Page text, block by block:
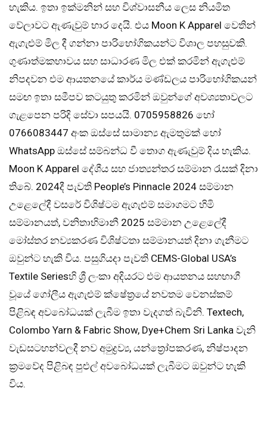
හැකිය. ඉතා ඉක්මනින් සහ විශ්වාසනීය ලෙස නියමිත
වේලාවට ඇණැවුම් භාර දෙයි. එය Moon K Apparel වෙතින්
ඇගැළුම් මිල දී ගන්නා පාරිභෝගිකයන්ට විශාල පහසුවකි.
ගුණාත්මකභාවය සහ සාධාරණ මිල එක් කරමින් ඇගැළුම්
නිපදවන එම ආයතනයේ කාර්ය මණ්ඩලය පාරිභෝගිකයන්
සමඟ ඉතා සමීපව කටයුතු කරමින් ඔවුන්ගේ අවශ්‍යතාවලට
ගැළපෙන පරිදි සේවා සපයයි. 0705958826 හෝ
0766083447 අංක ඔස්සේ සාමාන්‍ය ඇමතුමක් හෝ
WhatsApp ඔස්සේ සම්බන්ධ වී තොග ඇණැවුම් දිය හැකිය.
Moon K Apparel දේශීය සහ ජාත්‍යන්තර සම්මාන රැසක් දිනා
තිබේ. 2024දී පැවති People’s Pinnacle 2024 සම්මාන
උළෙලේදී වසරේ විශිෂ්ටම ඇගැළුම් සමාගමට හිමි
සම්මානයත්, වනිතාභිමානී 2025 සම්මාන උළෙලේදී
මෝස්‌තර නව්‍යකරණ විශිෂ්ටතා සම්මානයත් දිනා ගැනීමට
ඔවුන්ට හැකි විය. පසුගියදා පැවති CEMS-Global USA’s
Textile Seriesහි ශ්‍රී ලංකා අදියරට එම ආයතනය සහභාගී
වූයේ ගෝලීය ඇගැළුම් ක්ෂේත්‍රයේ නවතම වෙනස්කම්
පිළිබඳ අවබෝධයක් ලැබීම ඉතා වැදගත් බැවිනි. Textech,
Colombo Yarn & Fabric Show, Dye+Chem Sri Lanka වැනි
වැඩසටහන්වලදී නව අමුද්‍රව්‍ය, යන්ත්‍රෝපකරණ, නිෂ්පාදන
ක්‍රමවේද පිළිබඳ පුළුල් අවබෝධයක් ලැබීමට ඔවුන්ට හැකි
විය.